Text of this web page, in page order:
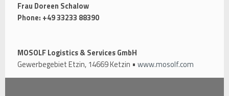
Frau Doreen Schalow
Phone: +49 33233 88390
MOSOLF Logistics & Services GmbH
Gewerbegebiet Etzin, 14669 Ketzin • www.mosolf.com